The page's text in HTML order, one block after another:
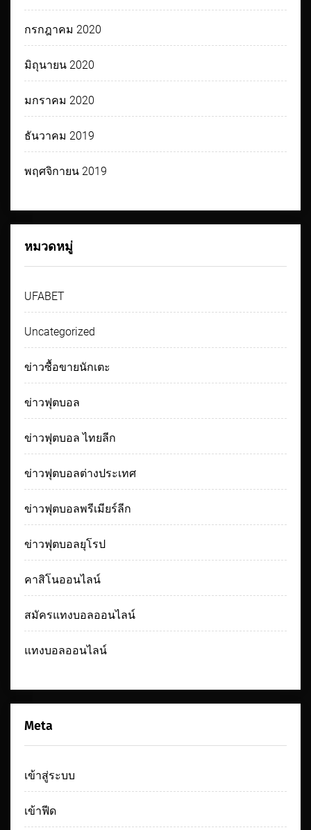
กรกฎาคม 2020
มิถุนายน 2020
มกราคม 2020
ธันวาคม 2019
พฤศจิกายน 2019
หมวดหมู่
UFABET
Uncategorized
ข่าวซื้อขายนักเตะ
ข่าวฟุตบอล
ข่าวฟุตบอล ไทยลีก
ข่าวฟุตบอลต่างประเทศ
ข่าวฟุตบอลพรีเมียร์ลีก
ข่าวฟุตบอลยุโรป
คาสิโนออนไลน์
สมัครแทงบอลออนไลน์
แทงบอลออนไลน์
Meta
เข้าสู่ระบบ
เข้าฟีด